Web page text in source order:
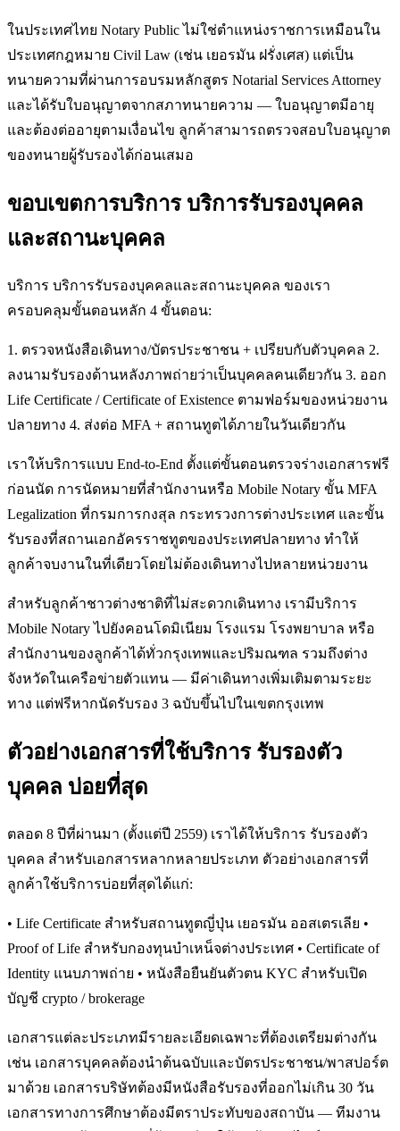
ในประเทศไทย Notary Public ไม่ใช่ตำแหน่งราชการเหมือนใน
ประเทศกฎหมาย Civil Law (เช่น เยอรมัน ฝรั่งเศส) แต่เป็น
ทนายความที่ผ่านการอบรมหลักสูตร Notarial Services Attorney
และได้รับใบอนุญาตจากสภาทนายความ — ใบอนุญาตมีอายุ
และต้องต่ออายุตามเงื่อนไข ลูกค้าสามารถตรวจสอบใบอนุญาต
ของทนายผู้รับรองได้ก่อนเสมอ
ขอบเขตการบริการ บริการรับรองบุคคล
และสถานะบุคคล
บริการ บริการรับรองบุคคลและสถานะบุคคล ของเรา
ครอบคลุมขั้นตอนหลัก 4 ขั้นตอน:
1. ตรวจหนังสือเดินทาง/บัตรประชาชน + เปรียบกับตัวบุคคล 2.
ลงนามรับรองด้านหลังภาพถ่ายว่าเป็นบุคคลคนเดียวกัน 3. ออก
Life Certificate / Certificate of Existence ตามฟอร์มของหน่วยงาน
ปลายทาง 4. ส่งต่อ MFA + สถานทูตได้ภายในวันเดียวกัน
เราให้บริการแบบ End-to-End ตั้งแต่ขั้นตอนตรวจร่างเอกสารฟรี
ก่อนนัด การนัดหมายที่สำนักงานหรือ Mobile Notary ขั้น MFA
Legalization ที่กรมการกงสุล กระทรวงการต่างประเทศ และขั้น
รับรองที่สถานเอกอัครราชทูตของประเทศปลายทาง ทำให้
ลูกค้าจบงานในที่เดียวโดยไม่ต้องเดินทางไปหลายหน่วยงาน
สำหรับลูกค้าชาวต่างชาติที่ไม่สะดวกเดินทาง เรามีบริการ
Mobile Notary ไปยังคอนโดมิเนียม โรงแรม โรงพยาบาล หรือ
สำนักงานของลูกค้าได้ทั่วกรุงเทพและปริมณฑล รวมถึงต่าง
จังหวัดในเครือข่ายตัวแทน — มีค่าเดินทางเพิ่มเติมตามระยะ
ทาง แต่ฟรีหากนัดรับรอง 3 ฉบับขึ้นไปในเขตกรุงเทพ
ตัวอย่างเอกสารที่ใช้บริการ รับรองตัว
บุคคล บ่อยที่สุด
ตลอด 8 ปีที่ผ่านมา (ตั้งแต่ปี 2559) เราได้ให้บริการ รับรองตัว
บุคคล สำหรับเอกสารหลากหลายประเภท ตัวอย่างเอกสารที่
ลูกค้าใช้บริการบ่อยที่สุดได้แก่:
• Life Certificate สำหรับสถานทูตญี่ปุ่น เยอรมัน ออสเตรเลีย •
Proof of Life สำหรับกองทุนบำเหน็จต่างประเทศ • Certificate of
Identity แนบภาพถ่าย • หนังสือยืนยันตัวตน KYC สำหรับเปิด
บัญชี crypto / brokerage
เอกสารแต่ละประเภทมีรายละเอียดเฉพาะที่ต้องเตรียมต่างกัน
เช่น เอกสารบุคคลต้องนำต้นฉบับและบัตรประชาชน/พาสปอร์ต
มาด้วย เอกสารบริษัทต้องมีหนังสือรับรองที่ออกไม่เกิน 30 วัน
เอกสารทางการศึกษาต้องมีตราประทับของสถาบัน — ทีมงาน